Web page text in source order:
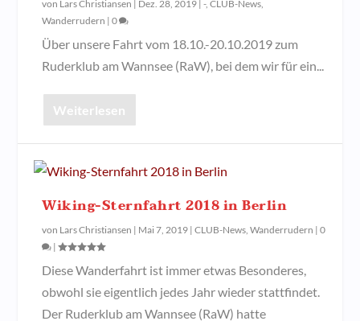
von Lars Christiansen | Dez. 28, 2019 |-,CLUB-News,
Wanderrudern |0
Über unsere Fahrt vom 18.10.-20.10.2019 zum
Ruderklub am Wannsee (RaW), bei dem wir für ein...
Weiterlesen
Wiking-Sternfahrt 2018 in Berlin
von Lars Christiansen | Mai 7, 2019 |CLUB-News,Wanderrudern |0
|
Diese Wanderfahrt ist immer etwas Besonderes,
obwohl sie eigentlich jedes Jahr wieder stattfindet.
Der Ruderklub am Wannsee (RaW) hatte